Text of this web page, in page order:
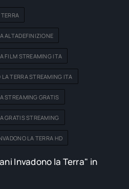
ALTADEFINIZIONE
FILM STREAMING ITA
TERRA STREAMING ITA
STREAMING GRATIS
GRATIS STREAMING
LA TERRA HD
Invadono la Terra" in